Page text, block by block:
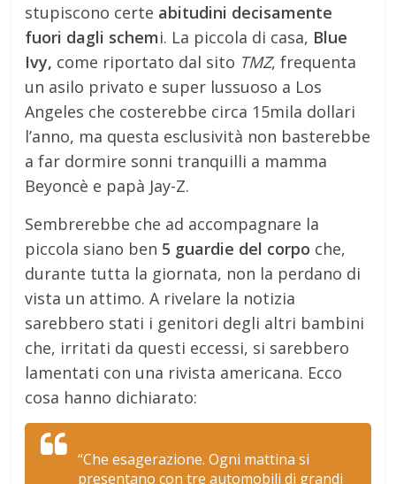
stupiscono certe abitudini decisamente
fuori dagli schemi. La piccola di casa, Blue
Ivy, come riportato dal sito TMZ, frequenta
un asilo privato e super lussuoso a Los
Angeles che costerebbe circa 15mila dollari
l’anno, ma questa esclusività non basterebbe
a far dormire sonni tranquilli a mamma
Beyoncè e papà Jay-Z.
Sembrerebbe che ad accompagnare la
piccola siano ben 5 guardie del corpo che,
durante tutta la giornata, non la perdano di
vista un attimo. A rivelare la notizia
sarebbero stati i genitori degli altri bambini
che, irritati da questi eccessi, si sarebbero
lamentati con una rivista americana. Ecco
cosa hanno dichiarato:
“Che esagerazione. Ogni mattina si
presentano con tre automobili di grandi